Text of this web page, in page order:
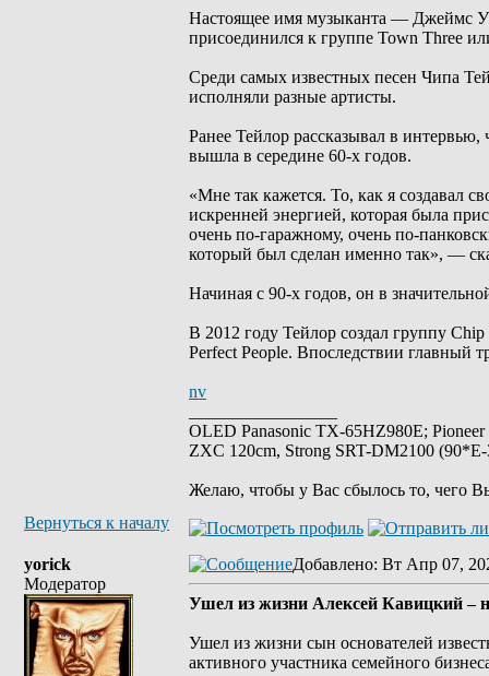
Настоящее имя музыканта — Джеймс
присоединился к группе Town Three
Среди самых известных песен Чипа
исполняли разные артисты.
Ранее Тейлор рассказывал в
вышла в середине 60-х годов.
«Мне так кажется. То, как я создавал
искренней энергией, которая была
очень по-гаражному, очень по-
который был сделан именно так», —
Начиная с 90-х годов, он в
В 2012 году Тейлор создал группу
Perfect People. Впоследствии главный
nv
OLED Panasonic TX-65HZ980E;
ZXC 120cm, Strong SRT-DM2100
Желаю, чтобы у Вас сбылось то, чего
Вернуться к началу
yorick
Модератор
Добавлено: Вт Апр 07,
Ушел из жизни Алексей Кавицкий –
Ушел из жизни сын основателей
активного участника семейного